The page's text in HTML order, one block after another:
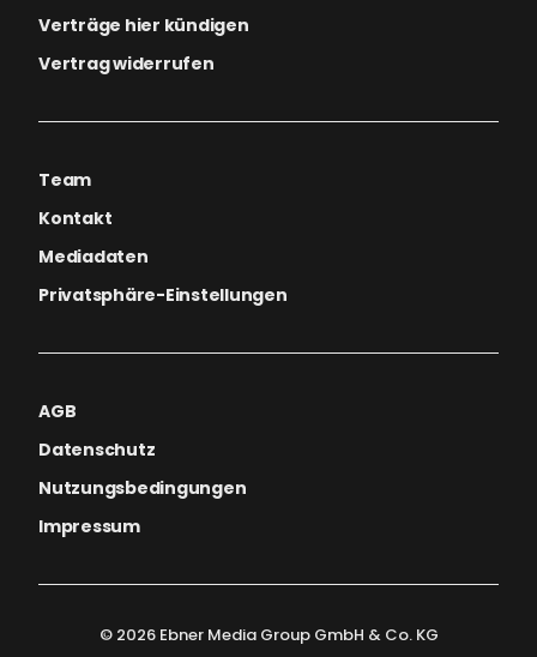
Verträge hier kündigen
Vertrag widerrufen
Team
Kontakt
Mediadaten
Privatsphäre-Einstellungen
AGB
Datenschutz
Nutzungsbedingungen
Impressum
© 2026 Ebner Media Group GmbH & Co. KG